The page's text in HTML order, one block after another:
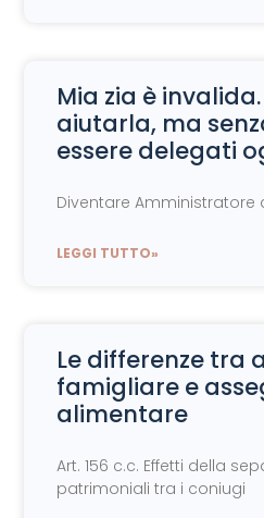
Mia zia è
aiutarla, ma
essere delegati
Diventare Amministratore
LEGGI TUTTO»
Le differenze tra
famigliare e
alimentare
Art. 156 c.c. Effetti della
patrimoniali tra i coniugi